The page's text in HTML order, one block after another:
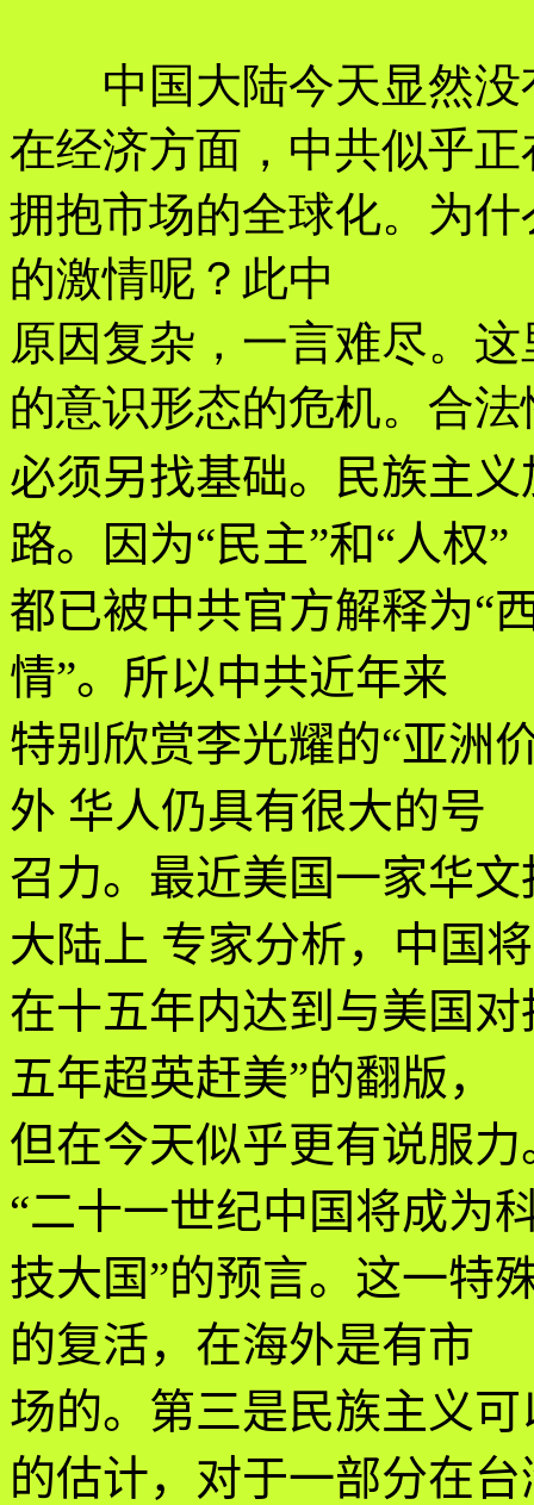
中国大陆今天显然没
在经济方面，中共似乎正
拥抱市场的全球化。为
的激情呢？此中
原因复杂，一言难尽。
的意识形态的危机。合法
必须另找基础。民族主
路。因为“民主”和“人权”
都已被中共官方解释为“
情”。所以中共近年来
特别欣赏李光耀的“亚洲
外 华人仍具有很大的号
召力。最近美国一家华
大陆上 专家分析，中国将
在十五年内达到与美国
五年超英赶美”的翻版，
但在今天似乎更有说服
“二十一世纪中国将成为
技大国”的预言。这一特
的复活，在海外是有市
场的。第三是民族主义
的估计，对于一部分在台